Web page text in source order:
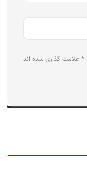
* علامت گذاری شده اند